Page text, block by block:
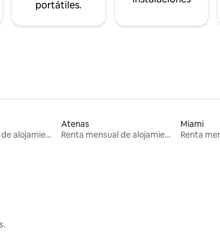
portátiles.
Renta mensual de alojamientos
Atenas
Renta mensual de alojamientos
Miami